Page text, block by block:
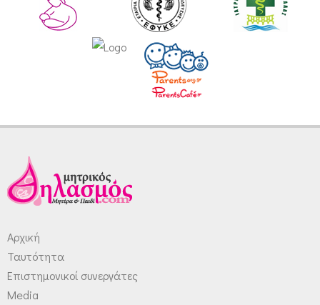
Αρχική
Ταυτότητα
Επιστημονικοί συνεργάτες
Media